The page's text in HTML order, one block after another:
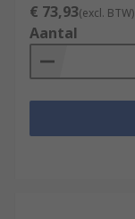
€ 73,93(excl. BTW)
Aantal